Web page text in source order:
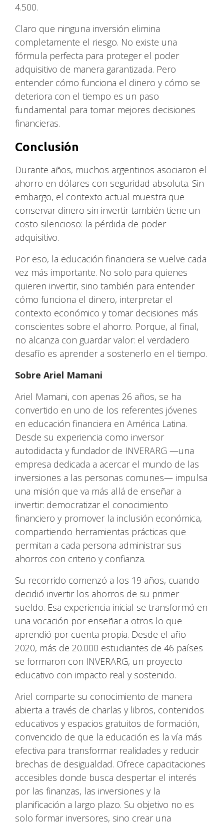
4.500.
Claro que ninguna inversión elimina
completamente el riesgo. No existe una
fórmula perfecta para proteger el poder
adquisitivo de manera garantizada. Pero
entender cómo funciona el dinero y cómo se
deteriora con el tiempo es un paso
fundamental para tomar mejores decisiones
financieras.
Conclusión
Durante años, muchos argentinos asociaron el
ahorro en dólares con seguridad absoluta. Sin
embargo, el contexto actual muestra que
conservar dinero sin invertir también tiene un
costo silencioso: la pérdida de poder
adquisitivo.
Por eso, la educación financiera se vuelve cada
vez más importante. No solo para quienes
quieren invertir, sino también para entender
cómo funciona el dinero, interpretar el
contexto económico y tomar decisiones más
conscientes sobre el ahorro. Porque, al final,
no alcanza con guardar valor: el verdadero
desafío es aprender a sostenerlo en el tiempo.
Sobre Ariel Mamani
Ariel Mamani, con apenas 26 años, se ha
convertido en uno de los referentes jóvenes
en educación financiera en América Latina.
Desde su experiencia como inversor
autodidacta y fundador de INVERARG —una
empresa dedicada a acercar el mundo de las
inversiones a las personas comunes— impulsa
una misión que va más allá de enseñar a
invertir: democratizar el conocimiento
financiero y promover la inclusión económica,
compartiendo herramientas prácticas que
permitan a cada persona administrar sus
ahorros con criterio y confianza.
Su recorrido comenzó a los 19 años, cuando
decidió invertir los ahorros de su primer
sueldo. Esa experiencia inicial se transformó en
una vocación por enseñar a otros lo que
aprendió por cuenta propia. Desde el año
2020, más de 20.000 estudiantes de 46 países
se formaron con INVERARG, un proyecto
educativo con impacto real y sostenido.
Ariel comparte su conocimiento de manera
abierta a través de charlas y libros, contenidos
educativos y espacios gratuitos de formación,
convencido de que la educación es la vía más
efectiva para transformar realidades y reducir
brechas de desigualdad. Ofrece capacitaciones
accesibles donde busca despertar el interés
por las finanzas, las inversiones y la
planificación a largo plazo. Su objetivo no es
solo formar inversores, sino crear una